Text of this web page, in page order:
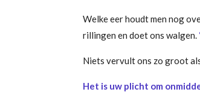
Welke eer houdt men nog
rillingen en doet ons walgen.
Niets vervult ons zo groot
Het is uw plicht om